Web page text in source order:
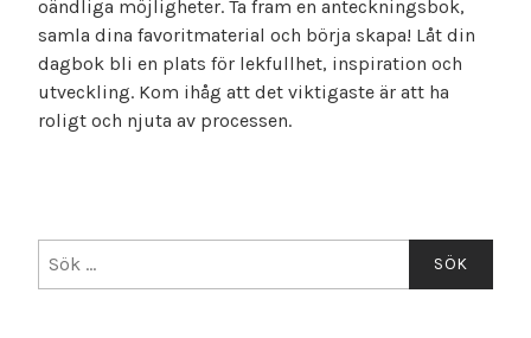
oändliga möjligheter. Ta fram en anteckningsbok,
samla dina favoritmaterial och börja skapa! Låt din
dagbok bli en plats för lekfullhet, inspiration och
utveckling. Kom ihåg att det viktigaste är att ha
roligt och njuta av processen.
efter: